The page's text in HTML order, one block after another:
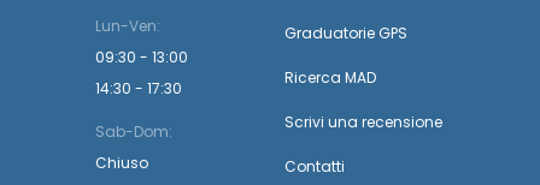
Lun-Ven:
09:30 - 13:00
14:30 - 17:30
Sab-Dom:
Chiuso
Graduatorie GPS
Ricerca MAD
Scrivi una recensione
Contatti